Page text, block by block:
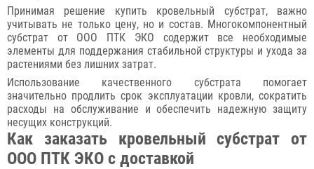
Принимая решение купить кровельный субстрат, важно
учитывать не только цену, но и состав. Многокомпонентный
субстрат от ООО ПТК ЭКО содержит все необходимые
элементы для поддержания стабильной структуры и ухода за
растениями без лишних затрат.
Использование качественного субстрата помогает
значительно продлить срок эксплуатации кровли, сократить
расходы на обслуживание и обеспечить надежную защиту
несущих конструкций.
Как заказать кровельный субстрат от
ООО ПТК ЭКО с доставкой